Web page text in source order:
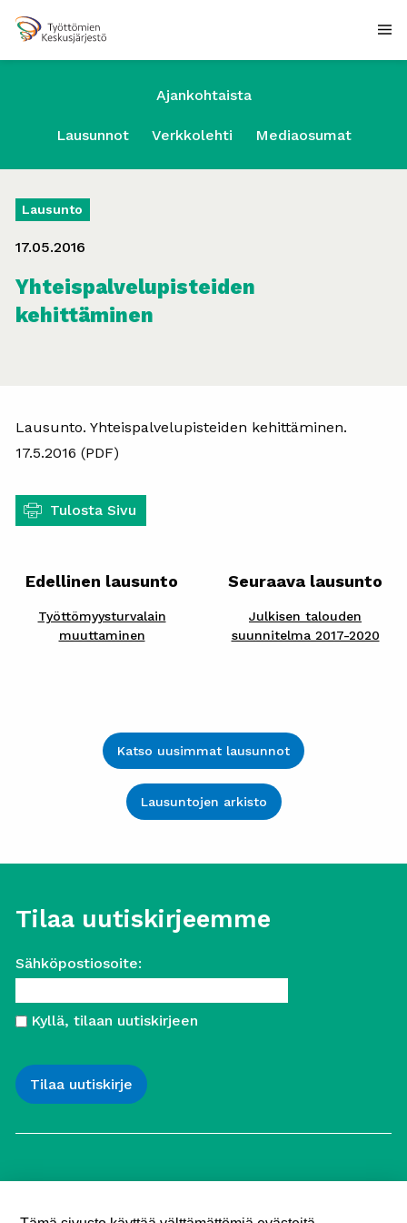
Ajankohtaista
Lausunnot Verkkolehti Mediaosumat
Lausunto
17.05.2016
Yhteispalvelupisteiden
kehittäminen
Lausunto. Yhteispalvelupisteiden kehittäminen.
17.5.2016 (PDF)
Tulosta Sivu
Edellinen lausunto
Työttömyysturvalain
muuttaminen
Seuraava lausunto
Julkisen talouden
suunnitelma 2017-2020
Katso uusimmat lausunnot
Lausuntojen arkisto
Tilaa uutiskirjeemme
Sähköpostiosoite:
Kyllä, tilaan uutiskirjeen